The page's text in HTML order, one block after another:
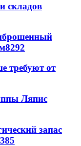
складов
8292
требуют от
Ляпис
запас